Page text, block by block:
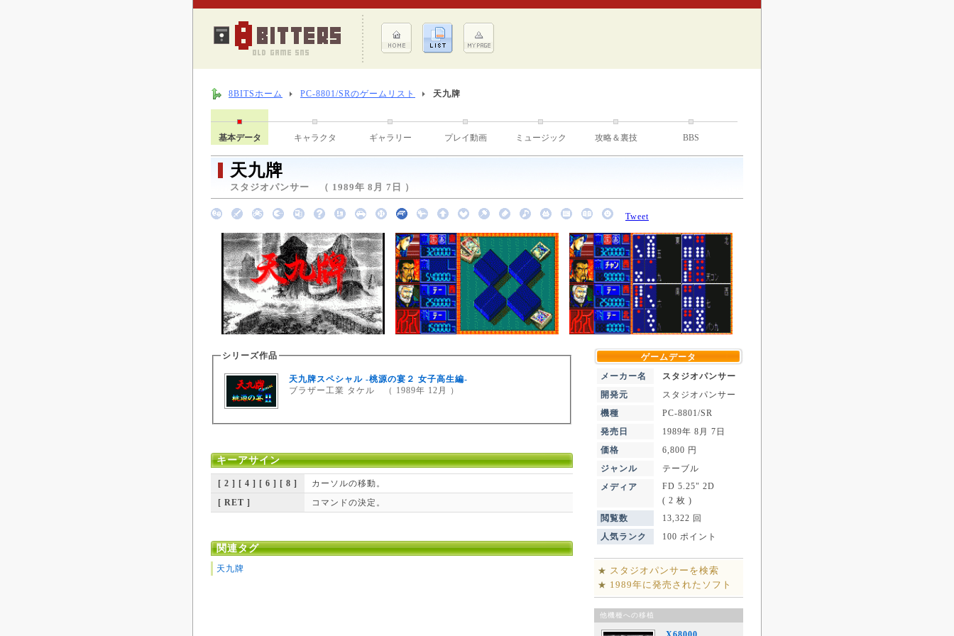
8BITSホーム PC-8801/SRのゲームリスト 天九牌
基本データ キャラクタ ギャラリー プレイ動画 ミュージック 攻略＆裏技 BBS
天九牌
スタジオパンサー （ 1989年 8月 7日 ）
Tweet
シリーズ作品
天九牌スペシャル -桃源の宴２ 女子高生編-
ブラザー工業 タケル （ 1989年 12月 ）
キーアサイン
[ 2 ] [ 4 ] [ 6 ] [ 8 ]
カーソルの移動。
[ RET ]
コマンドの決定。
関連タグ
天九牌
ゲームデータ
メーカー名
スタジオパンサー
開発元
スタジオパンサー
機種
PC-8801/SR
発売日
1989年 8月 7日
価格
6,800 円
ジャンル
テーブル
メディア
FD 5.25" 2D
( 2 枚 )
閲覧数
13,322 回
人気ランク
100 ポイント
★ スタジオパンサーを検索
★ 1989年に発売されたソフト
他機種への移植